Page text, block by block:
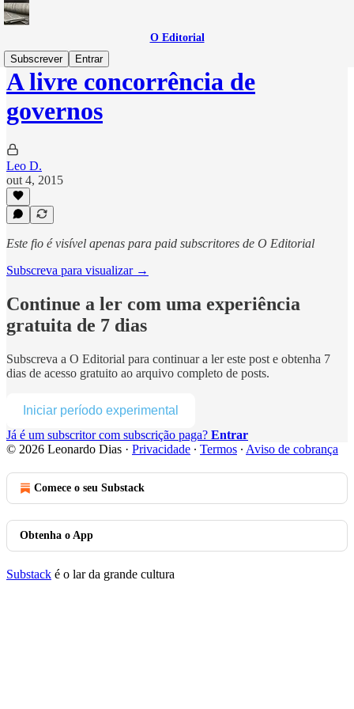
O Editorial
Subscrever
Entrar
A livre concorrência de
governos
Leo D.
out 4, 2015
Este fio é visível apenas para paid subscritores de O Editorial
Subscreva para visualizar →
Continue a ler com uma experiência
gratuita de 7 dias
Subscreva a O Editorial para continuar a ler este post e obtenha 7
dias de acesso gratuito ao arquivo completo de posts.
Iniciar período experimental
Já é um subscritor com subscrição paga? Entrar
© 2026 Leonardo Dias · Privacidade ∙ Termos ∙ Aviso de cobrança
Comece o seu Substack
Obtenha o App
Substack é o lar da grande cultura